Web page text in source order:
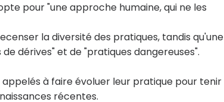
pour "une approche humaine, qui ne les
la diversité des pratiques, tandis qu'une
dérives" et de "pratiques dangereuses".
à faire évoluer leur pratique pour tenir
récentes.